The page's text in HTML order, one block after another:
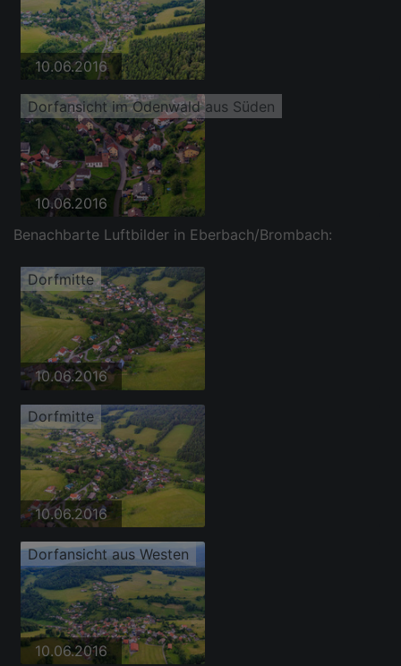
10.06.2016
Dorfansicht im Odenwald aus Süden
10.06.2016
Benachbarte Luftbilder in Eberbach/Brombach:
Dorfmitte
10.06.2016
Dorfmitte
10.06.2016
Dorfansicht aus Westen
10.06.2016